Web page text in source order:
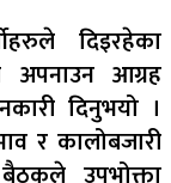
दिइरहेका
अपनाउन आग्रह
दिनुभयो ।
र कालोबजारी